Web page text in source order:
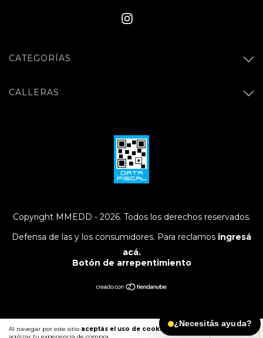
Al navegar por este sitio aceptás el uso de cookiespara
CATEGORÍAS
CALLERAS
Copyright MMEDD - 2026. Todos los derechos reservados.
Defensa de las y los consumidores. Para reclamos ingresá
acá.
Botón de arrepentimiento
¿Necesitás ayuda?